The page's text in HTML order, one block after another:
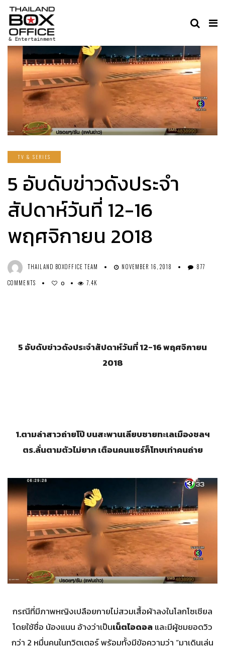
TV & SERIES
5 อับดับข่าวดังประจำ
สัปดาห์วันที่ 12-16
พฤศจิกายน 2018
THAILAND BOXOFFICE TEAM NOVEMBER 16, 2018
877
COMMENTS
0 7.4K
5อับดับข่าวดังประจำสัปดาห์วันที่ 12-16พฤศจิกายน
2018
1.ตามล่าสาวถ่ายโป๊ บนสะพานเลียบชายทะเลเมืองชลฯ
ตร.ลั่นตามตัวไม่ยาก เตือนคนแชร์ก็โทษเท่าคนถ่าย
กรณีที่มีภาพหญิงเปลือยกายไม่สวมเสื้อผ้าลงในโลกโซเชียล
โดยใช้ชื่อ น้องแนน อ้างว่าเป็นเน็ตไอดอลและมีผู้ชมยอดวิว
กว่า 2 หมื่นคนในทวิตเตอร์ พร้อมทั้งมีข้อความว่า “มาเดินเล่น